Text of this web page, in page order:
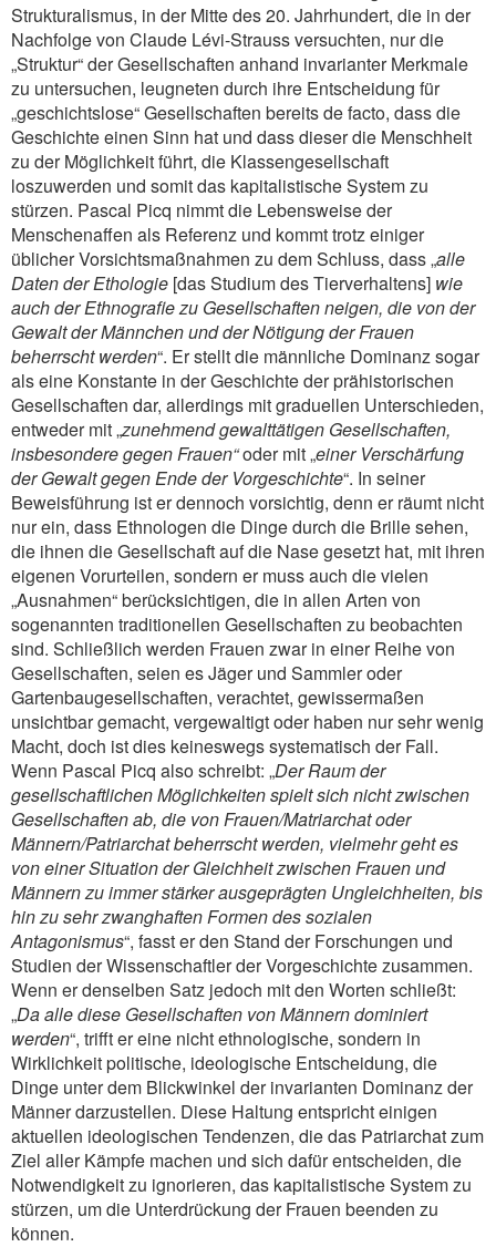
Strukturalismus, in der Mitte des 20. Jahrhundert, die in der
Nachfolge von Claude Lévi-Strauss versuchten, nur die
„Struktur“ der Gesellschaften anhand invarianter Merkmale
zu untersuchen, leugneten durch ihre Entscheidung für
„geschichtslose“ Gesellschaften bereits de facto, dass die
Geschichte einen Sinn hat und dass dieser die Menschheit
zu der Möglichkeit führt, die Klassengesellschaft
loszuwerden und somit das kapitalistische System zu
stürzen. Pascal Picq nimmt die Lebensweise der
Menschenaffen als Referenz und kommt trotz einiger
üblicher Vorsichtsmaßnahmen zu dem Schluss, dass „alle
Daten der Ethologie [das Studium des Tierverhaltens] wie
auch der Ethnografie zu Gesellschaften neigen, die von der
Gewalt der Männchen und der Nötigung der Frauen
beherrscht werden“. Er stellt die männliche Dominanz sogar
als eine Konstante in der Geschichte der prähistorischen
Gesellschaften dar, allerdings mit graduellen Unterschieden,
entweder mit „zunehmend gewalttätigen Gesellschaften,
insbesondere gegen Frauen“oder mit „einer Verschärfung
der Gewalt gegen Ende der Vorgeschichte“. In seiner
Beweisführung ist er dennoch vorsichtig, denn er räumt nicht
nur ein, dass Ethnologen die Dinge durch die Brille sehen,
die ihnen die Gesellschaft auf die Nase gesetzt hat, mit ihren
eigenen Vorurteilen, sondern er muss auch die vielen
„Ausnahmen“ berücksichtigen, die in allen Arten von
sogenannten traditionellen Gesellschaften zu beobachten
sind. Schließlich werden Frauen zwar in einer Reihe von
Gesellschaften, seien es Jäger und Sammler oder
Gartenbaugesellschaften, verachtet, gewissermaßen
unsichtbar gemacht, vergewaltigt oder haben nur sehr wenig
Macht, doch ist dies keineswegs systematisch der Fall.
Wenn Pascal Picq also schreibt: „Der Raum der
gesellschaftlichen Möglichkeiten spielt sich nicht zwischen
Gesellschaften ab, die von Frauen/Matriarchat oder
Männern/Patriarchat beherrscht werden, vielmehr geht es
von einer Situation der Gleichheit zwischen Frauen und
Männern zu immer stärker ausgeprägten Ungleichheiten, bis
hin zu sehr zwanghaften Formen des sozialen
Antagonismus“, fasst er den Stand der Forschungen und
Studien der Wissenschaftler der Vorgeschichte zusammen.
Wenn er denselben Satz jedoch mit den Worten schließt:
„Da alle diese Gesellschaften von Männern dominiert
werden“, trifft er eine nicht ethnologische, sondern in
Wirklichkeit politische, ideologische Entscheidung, die
Dinge unter dem Blickwinkel der invarianten Dominanz der
Männer darzustellen. Diese Haltung entspricht einigen
aktuellen ideologischen Tendenzen, die das Patriarchat zum
Ziel aller Kämpfe machen und sich dafür entscheiden, die
Notwendigkeit zu ignorieren, das kapitalistische System zu
stürzen, um die Unterdrückung der Frauen beenden zu
können.